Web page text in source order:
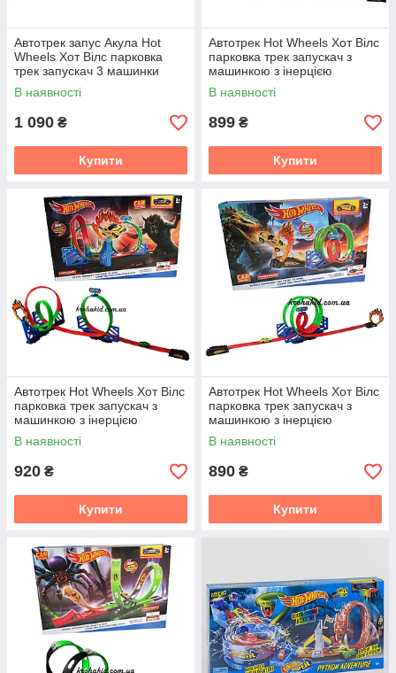
Автотрек запус Акула Hot
Wheels Хот Вілс парковка
трек запускач 3 машинки
В наявності
1 090 ₴
Купити
Автотрек Hot Wheels Хот Вілс
парковка трек запускач з
машинкою з інерцією
В наявності
899 ₴
Купити
Автотрек Hot Wheels Хот Вілс
парковка трек запускач з
машинкою з інерцією
В наявності
920 ₴
Купити
Автотрек Hot Wheels Хот Вілс
парковка трек запускач з
машинкою з інерцією
В наявності
890 ₴
Купити